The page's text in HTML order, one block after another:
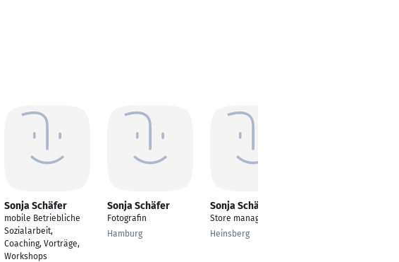
Sonja Schäfer
mobile Betriebliche
Sozialarbeit,
Coaching, Vorträge,
Workshops
Sonja Schäfer
Fotografin
Hamburg
Sonja Schäfer
Store manager
Heinsberg